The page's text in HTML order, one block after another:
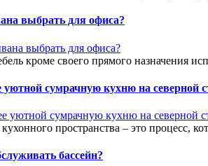
выбрать для офиса?
кроме своего прямого назначения
уютной сумрачную кухню на северной
пространства – это процесс,
бассейн?